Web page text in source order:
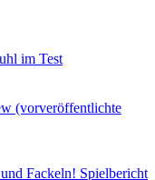
im Test
(vorveröffentlichte
Fackeln! Spielbericht